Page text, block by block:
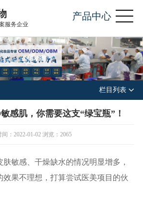
服务企业
产品中心
公司动态
栏目列表
感肌，你需要这支“绿宝瓶”！
间：2022-01-02 浏览：2065
敏感、干燥缺水的情况明显增多，
效果不理想，打算尝试医美项目的伙